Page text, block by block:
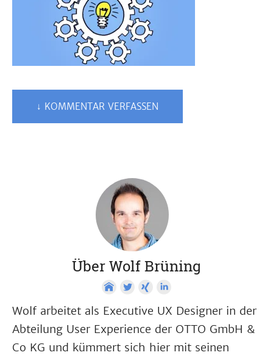
↓ KOMMENTAR VERFASSEN
Über Wolf Brüning
Wolf arbeitet als Executive UX Designer in der
Abteilung User Experience der OTTO GmbH &
Co KG und kümmert sich hier mit seinen